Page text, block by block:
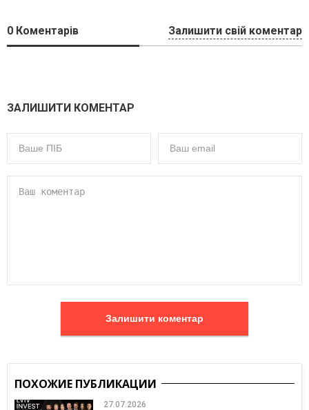
0 Коментарів Залишити свій коментар
ЗАЛИШИТИ КОМЕНТАР
Залишити коментар
ПОХОЖИЕ ПУБЛИКАЦИИ
27.07.2026